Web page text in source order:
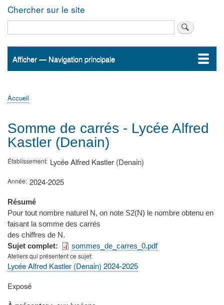
Chercher sur le site
Navigation
Afficher — Navigation principale
Accueil
ActualitésMATh.en.JEANS ?
Régions et Ateliers
Créer, gérer un atelier
Sujets/Publications
Congrès
d'Ariane
Accueil
Somme de carrés - Lycée Alfred
Kastler (Denain)
Établissement Lycée Alfred Kastler (Denain)
Année 2024-2025
Résumé
Pour tout nombre naturel N, on note S2(N) le nombre obtenu en
faisant la somme des carrés
des chiffres de N.
Sujet complet
sommes_de_carres_0.pdf
Ateliers qui présentent ce sujet
Lycée Alfred Kastler (Denain) 2024-2025
Type
présentation
Exposé